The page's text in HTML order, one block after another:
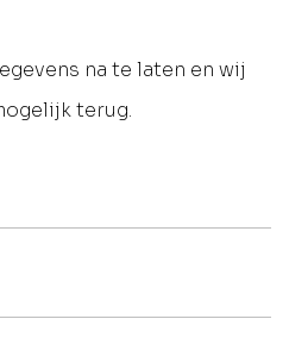
na te laten en wij
terug.